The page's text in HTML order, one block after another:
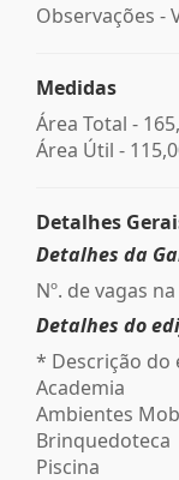
Observações -
Medidas
Área Total -
Área Útil -
Detalhes
Detalhes da
Nº. de vagas
Detalhes do
* Descrição do
Academia
Ambientes
Brinquedoteca
Piscina